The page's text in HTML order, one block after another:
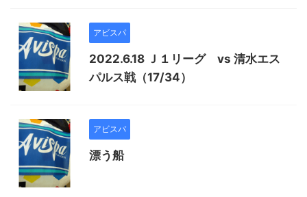
アビスパ
2022.6.18 Ｊ１リーグ vs 清水エス
パルス戦（17/34）
アビスパ
漂う船